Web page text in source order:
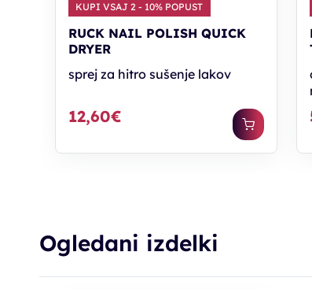
KUPI VSAJ 2 - 10% POPUST
RUCK NAIL POLISH QUICK
DRYER
sprej za hitro sušenje lakov
12,60€
Ogledani izdelki